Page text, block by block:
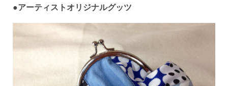
●アーティストオリジナルグッツ